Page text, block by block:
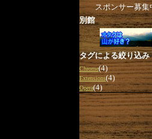
スポンサー募集
別館
タグによる絞り込み
Chrome(4)
Extensions(4)
Opera(4)